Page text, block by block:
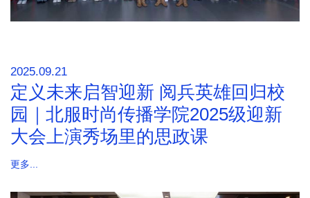
2025.09.21
定义未来启智迎新 阅兵英雄回归校
园｜北服时尚传播学院2025级迎新
大会上演秀场里的思政课
更多...